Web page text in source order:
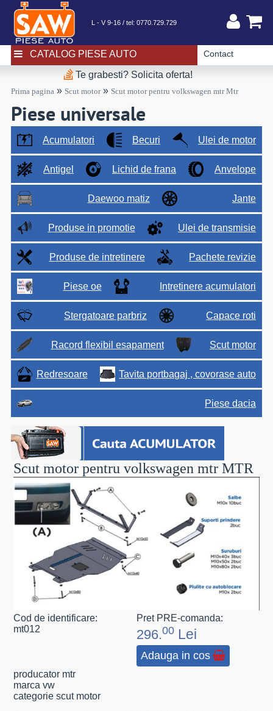
L - V 9-16 / tel: 0770.729.729
CATALOG PIESE AUTO Contact
Te grabesti? Solicita oferta!
Prima pagina » Scut motor» Scut motor pentru volkswagen mtr Mtr
Piese universale
Acumulatori Becuri Ulei de motor
Antigel Lichid de frana Anvelope
Daewoo matiz Jante
Produse in promotie Ulei de transmisie
Produse de intretinere Pachete revizie
Piese oe Intretinere acumulatori
Stergatoare parbriz Capace roti
Racord flexibil esapament Scut motor
Redresoare Tavita portbagaj , covorase auto
Piese dacia
Scut motor pentru volkswagen mtrMTR
Cod de identificare:
mt012
Pret PRE-comanda:
296.00Lei
Adauga in cos
producator mtr
marca vw
categorie scut motor